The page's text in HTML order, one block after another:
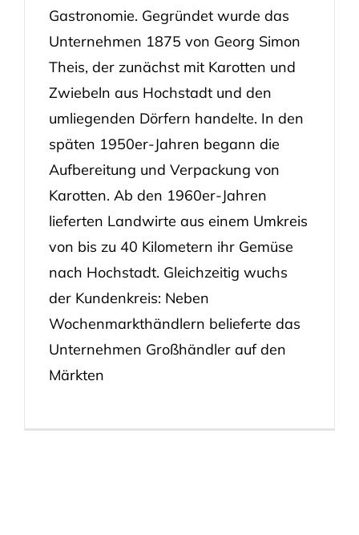
Gastronomie. Gegründet wurde das
Unternehmen 1875 von Georg Simon
Theis, der zunächst mit Karotten und
Zwiebeln aus Hochstadt und den
umliegenden Dörfern handelte. In den
späten 1950er-Jahren begann die
Aufbereitung und Verpackung von
Karotten. Ab den 1960er-Jahren
lieferten Landwirte aus einem Umkreis
von bis zu 40 Kilometern ihr Gemüse
nach Hochstadt. Gleichzeitig wuchs
der Kundenkreis: Neben
Wochenmarkthändlern belieferte das
Unternehmen Großhändler auf den
Märkten